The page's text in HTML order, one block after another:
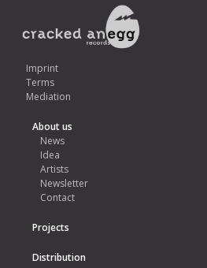
Imprint
Terms
Mediation
About us
News
Idea
Artists
Newsletter
Contact
Projects
Distribution